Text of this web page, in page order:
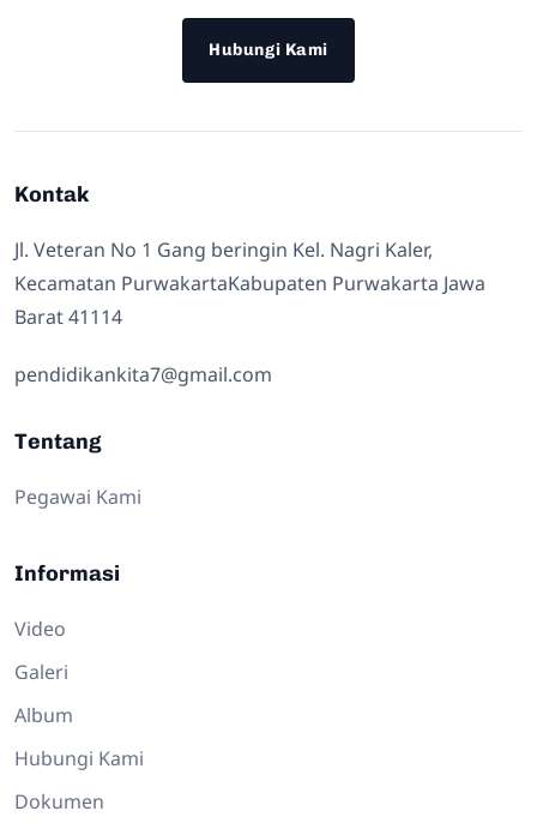
Hubungi Kami
Kontak
Jl. Veteran No 1 Gang beringin Kel. Nagri Kaler,
Kecamatan PurwakartaKabupaten Purwakarta Jawa
Barat 41114
pendidikankita7@gmail.com
Tentang
Pegawai Kami
Informasi
Video
Galeri
Album
Hubungi Kami
Dokumen